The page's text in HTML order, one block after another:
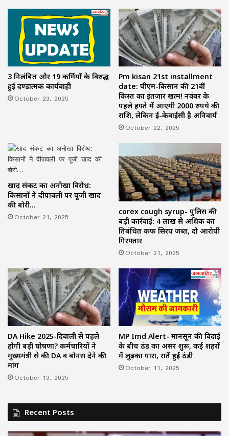
3 निलंबित और 19 कर्मियों के विरुद्ध
हुई दण्डात्मक कार्यवाही
October 23, 2025
Pm kisan 21st installment
date: पीएम-किसान की 21वीं
किस्त का इंतजार खत्म! नवंबर के
पहले हफ्ते में आएगी 2000 रुपये की
राशि, लेकिन ई-केवाईसी है अनिवार्य
October 22, 2025
खाद संकट का अनोखा विरोध:
किसानों ने दीपावली पर पूजी खाद
की बोरी…
October 21, 2025
corex cough syrup- पुलिस की
बड़ी कार्रवाई: 4 लाख से अधिक का
प्रतिबंधित कफ सिरप जब्त, दो आरोपी
गिरफ्तार
October 21, 2025
DA Hike 2025-दिवाली से पहले
होगी बड़ी घोषणा? कर्मचारियों ने
मुख्यमंत्री से की DA व बोनस देने की
मांग
October 13, 2025
MP Imd Alert- मानसून की विदाई
के बीच ठंड का असर शुरू, कई शहरों
में लुढ़का पारा, रातें हुई ठंडी
October 11, 2025
Recent Posts